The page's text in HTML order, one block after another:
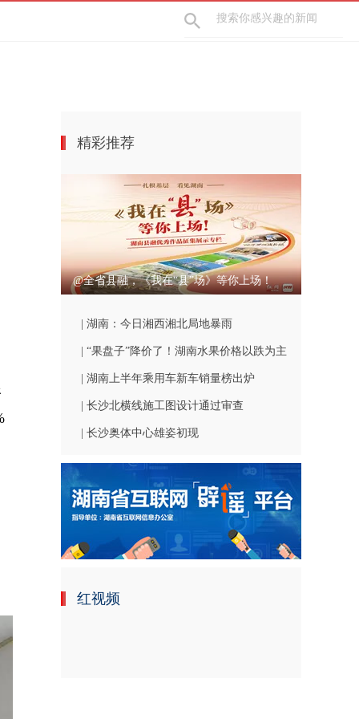
精彩推荐
@全省县融，《我在“县”场》等你上场！
| 湖南：今日湘西湘北局地暴雨
| “果盘子”降价了！湖南水果价格以跌为主
| 湖南上半年乘用车新车销量榜出炉
| 长沙北横线施工图设计通过审查
| 长沙奥体中心雄姿初现
红视频